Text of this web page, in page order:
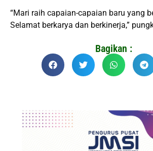
“Mari raih capaian-capaian baru yang
Selamat berkarya dan berkinerja,”
Bagikan :